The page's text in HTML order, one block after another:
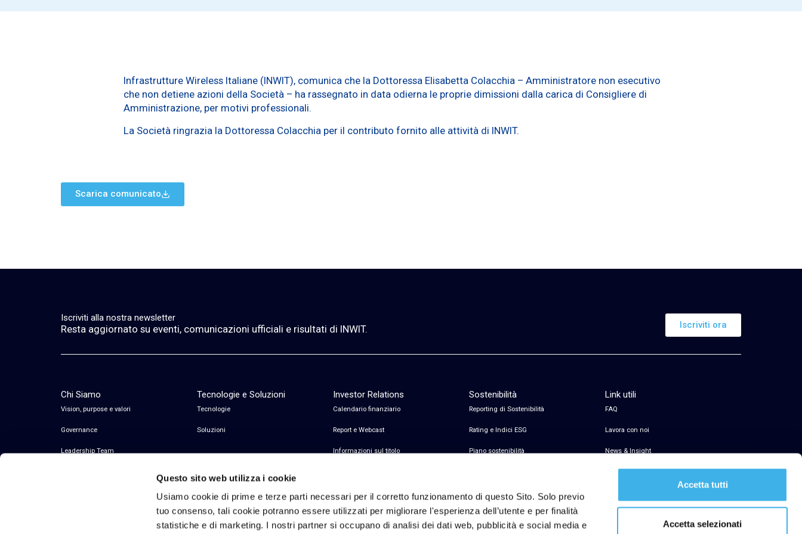
Questo sito web utilizza i cookie
Usiamo cookie di prime e terze parti necessari per il corretto funzionamento di questo Sito. Solo previo
tuo consenso, tali cookie potranno essere utilizzati per migliorare l'esperienza dell’utente e per finalità
statistiche e di marketing. I nostri partner si occupano di analisi dei dati web, pubblicità e social media e
Accetta tutti
Accetta selezionati
Infrastrutture Wireless Italiane (INWIT), comunica che la Dottoressa Elisabetta Colacchia – Amministratore non esecutivo
che non detiene azioni della Società – ha rassegnato in data odierna le proprie dimissioni dalla carica di Consigliere di
Amministrazione, per motivi professionali.
La Società ringrazia la Dottoressa Colacchia per il contributo fornito alle attività di INWIT.
Scarica comunicato
Iscriviti alla nostra newsletter
Resta aggiornato su eventi, comunicazioni ufficiali e risultati di INWIT. Iscriviti ora
Chi Siamo
Vision, purpose e valori
Governance
Leadership Team
Tecnologie e Soluzioni
Tecnologie
Soluzioni
Investor Relations
Calendario finanziario
Report e Webcast
Informazioni sul titolo
Avvisi finanziari
Copertura Analisti e Consenso
Sostenibilità
Reporting di Sostenibilità
Rating e Indici ESG
Piano sostenibilità
Link utili
FAQ
Lavora con noi
News & Insight
Servizio di firma elettronica